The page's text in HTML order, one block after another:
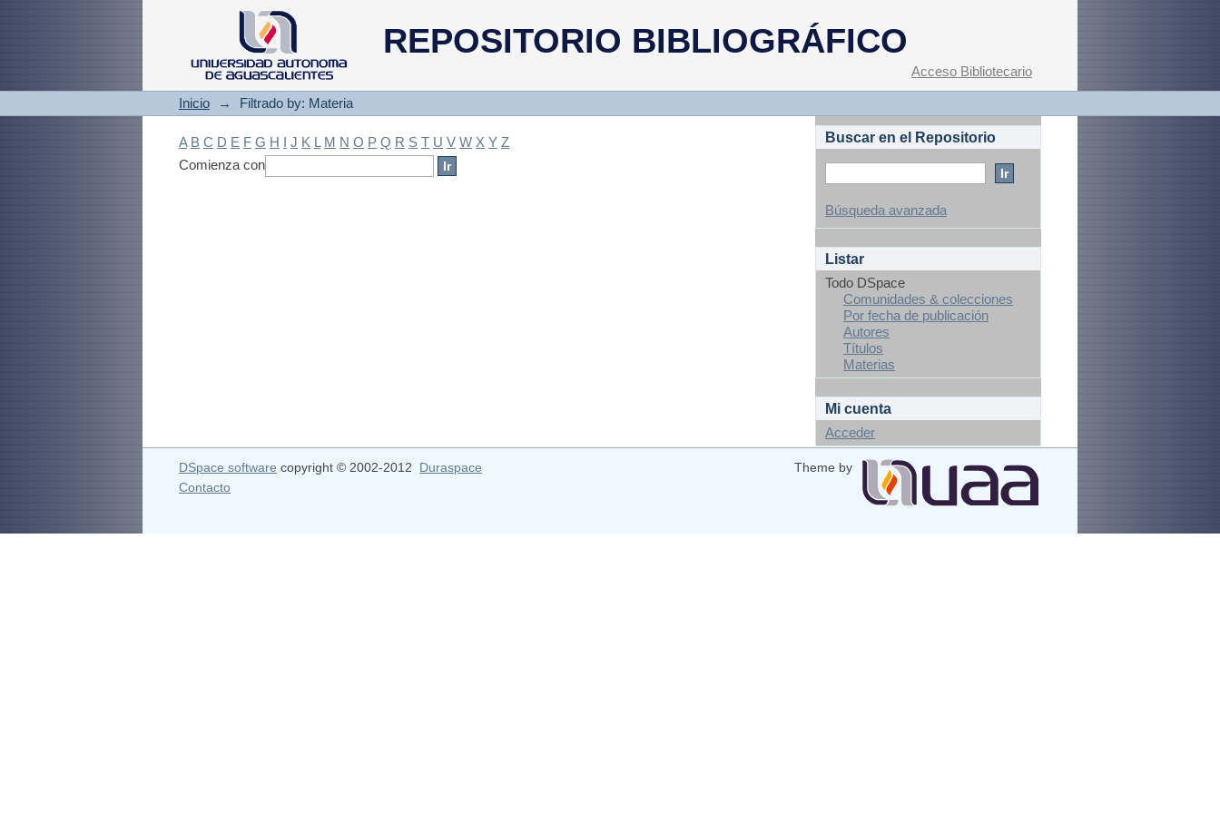
REPOSITORIO BIBLIOGRÁFICO
Filtrado by: Materia
Acceso Bibliotecario
Inicio → Filtrado by: Materia
A B C D E F G H I J K L M N O P Q R S T U V W X Y Z
Comienza con
Buscar en el Repositorio
Búsqueda avanzada
Listar
Todo DSpace
Comunidades & colecciones
Por fecha de publicación
Autores
Títulos
Materias
Mi cuenta
Acceder
DSpace software copyright © 2002-2012 Duraspace
Theme by
Contacto